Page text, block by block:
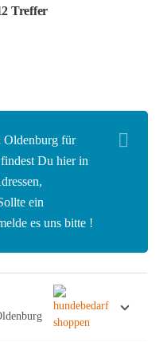
Treffer
Oldenburg für
Du hier in
ein
es uns bitte !